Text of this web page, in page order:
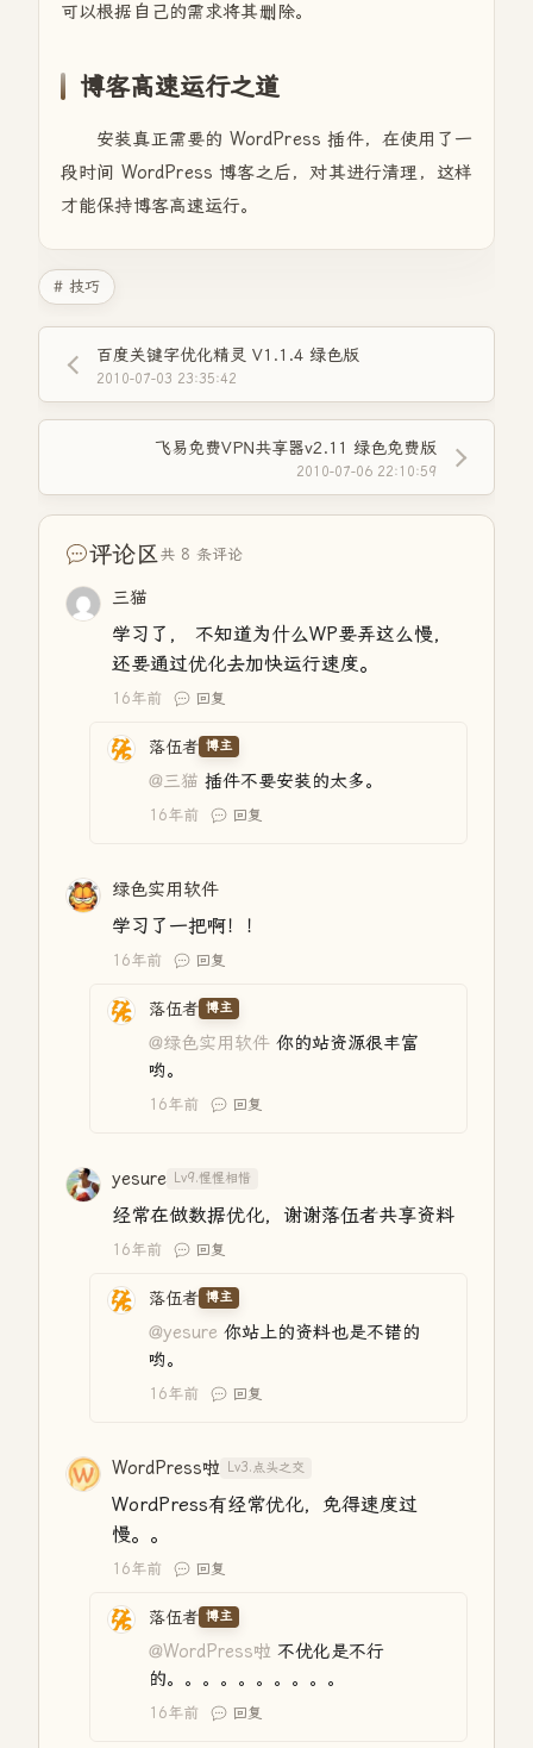
可以根据自己的需求将其删除。
博客高速运行之道
安装真正需要的 WordPress 插件，在使用了一
段时间 WordPress 博客之后，对其进行清理，这样
才能保持博客高速运行。
# 技巧
百度关键字优化精灵 V1.1.4 绿色版
2010-07-03 23:35:42
飞易免费VPN共享器v2.11 绿色免费版
2010-07-06 22:10:59
评论区共 8 条评论
三猫
学习了， 不知道为什么WP要弄这么慢，
还要通过优化去加快运行速度。
16年前 回复
落伍者 博主
@三猫 插件不要安装的太多。
16年前 回复
绿色实用软件
学习了一把啊！！
16年前 回复
落伍者 博主
@绿色实用软件 你的站资源很丰富
哟。
16年前 回复
yesure Lv9.惺惺相惜
经常在做数据优化，谢谢落伍者共享资料
16年前 回复
落伍者 博主
@yesure 你站上的资料也是不错的
哟。
16年前 回复
WordPress啦 Lv3.点头之交
WordPress有经常优化，免得速度过
慢。。
16年前 回复
落伍者 博主
@WordPress啦 不优化是不行
的。。。。。。。。。。
16年前 回复